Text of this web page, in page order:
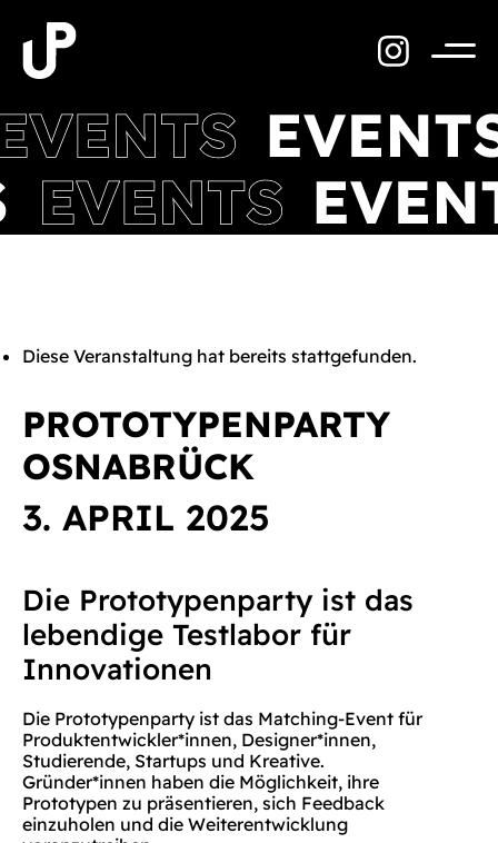
Inhalt
springen
Diese Veranstaltung hat bereits stattgefunden.
PROTOTYPENPARTY
OSNABRÜCK
3. APRIL 2025
Die Prototypenparty ist das
lebendige Testlabor für
Innovationen
Die Prototypenparty ist das Matching-Event für
Produktentwickler*innen, Designer*innen,
Studierende, Startups und Kreative.
Gründer*innen haben die Möglichkeit, ihre
Prototypen zu präsentieren, sich Feedback
einzuholen und die Weiterentwicklung